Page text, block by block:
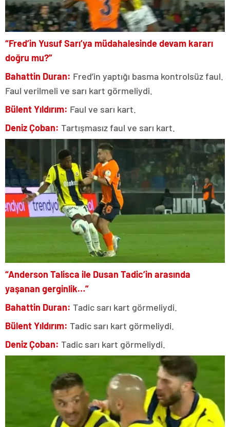
“Fred’in Yusuf Sarı’ya müdahalesinde devam kararı
doğru mu?”
Bahattin Duran: Fred’in yaptığı basma kontrolsüz faul.
Faul verilmeli ve sarı kart görmeliydi.
Bülent Yıldırım: Faul ve sarı kart.
Deniz Çoban: Tartışmasız faul ve sarı kart.
“Anderson Talisca ile Dusan Tadic’in arasında
yaşanan gerginlik…”
Bahattin Duran: Tadic sarı kart görmeliydi.
Bülent Yıldırım: Tadic sarı kart görmeliydi.
Deniz Çoban: Tadic sarı kart görmeliydi.